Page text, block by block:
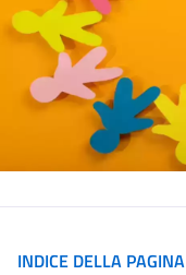
INDICE DELLA PAGINA